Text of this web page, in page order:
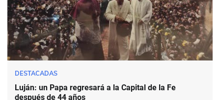
DESTACADAS
Luján: un Papa regresará a la Capital de la Fe
después de 44 años